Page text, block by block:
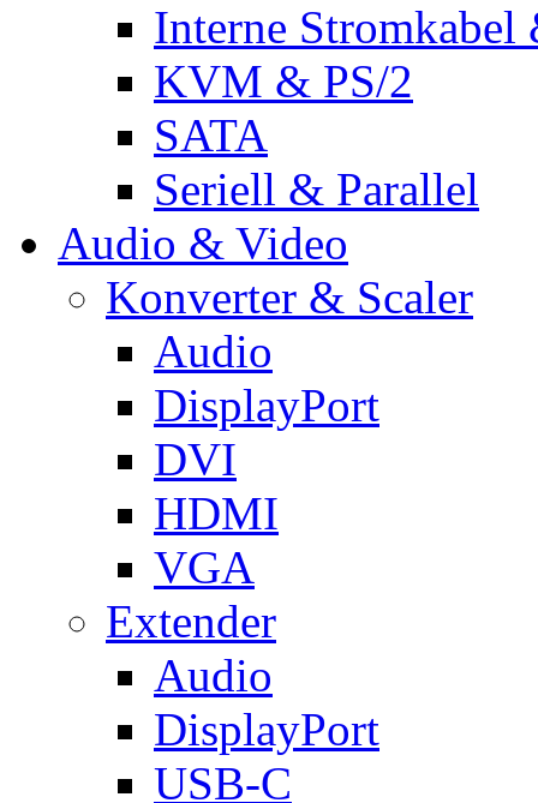
Interne Stromkabel
KVM & PS/2
SATA
Seriell & Parallel
Audio & Video
Konverter & Scaler
Audio
DisplayPort
DVI
HDMI
VGA
Extender
Audio
DisplayPort
USB-C